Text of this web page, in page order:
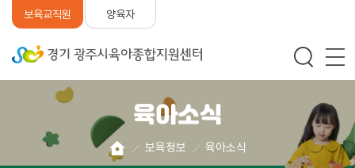
보육교직원 양육자
육아소식
보육정보 육아소식